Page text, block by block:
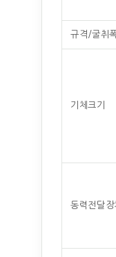
규격/굴취
기체크기
동력전달장